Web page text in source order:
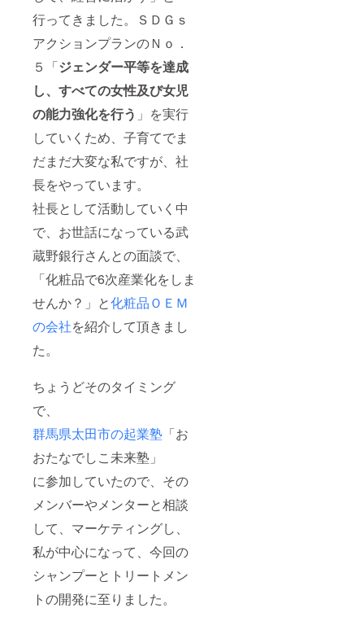
行ってきました。ＳＤＧｓ
アクションプランのＮｏ．
５「ジェンダー平等を達成
し、すべての女性及び女児
の能力強化を行う 」を実行
していくため、子育てでま
だまだ大変な私ですが、社
長をやっています。
社長として活動していく中
で、お世話になっている武
蔵野銀行さんとの面談で、
「化粧品で6次産業化をしま
せんか？」と化粧品ＯＥＭ
の会社を紹介して頂きまし
た。
ちょうどそのタイミング
で、
群馬県太田市の起業塾 「お
おたなでしこ未来塾」
に参加していたので、その
メンバーやメンターと相談
して、マーケティングし、
私が中心になって、今回の
シャンプーとトリートメン
トの開発に至りました。